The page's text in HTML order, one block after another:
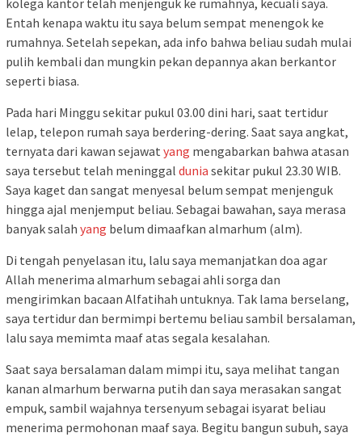
kolega kantor telah menjenguk ke rumahnya, kecuali saya.
Entah kenapa waktu itu saya belum sempat menengok ke
rumahnya. Setelah sepekan, ada info bahwa beliau sudah mulai
pulih kembali dan mungkin pekan depannya akan berkantor
seperti biasa.
Pada hari Minggu sekitar pukul 03.00 dini hari, saat tertidur
lelap, telepon rumah saya berdering-dering. Saat saya angkat,
ternyata dari kawan sejawat yang mengabarkan bahwa atasan
saya tersebut telah meninggal dunia sekitar pukul 23.30 WIB.
Saya kaget dan sangat menyesal belum sempat menjenguk
hingga ajal menjemput beliau. Sebagai bawahan, saya merasa
banyak salah yang belum dimaafkan almarhum (alm).
Di tengah penyelasan itu, lalu saya memanjatkan doa agar
Allah menerima almarhum sebagai ahli sorga dan
mengirimkan bacaan Alfatihah untuknya. Tak lama berselang,
saya tertidur dan bermimpi bertemu beliau sambil bersalaman,
lalu saya memimta maaf atas segala kesalahan.
Saat saya bersalaman dalam mimpi itu, saya melihat tangan
kanan almarhum berwarna putih dan saya merasakan sangat
empuk, sambil wajahnya tersenyum sebagai isyarat beliau
menerima permohonan maaf saya. Begitu bangun subuh, saya